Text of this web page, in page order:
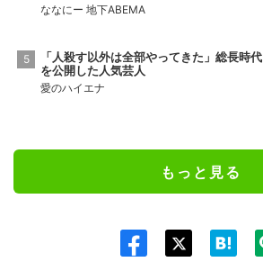
ななにー 地下ABEMA
「人殺す以外は全部やってきた」総長時代
を公開した人気芸人
愛のハイエナ
もっと見る